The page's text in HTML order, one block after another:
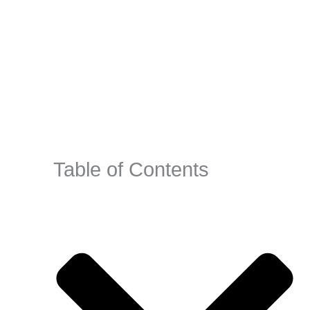
Table of Contents